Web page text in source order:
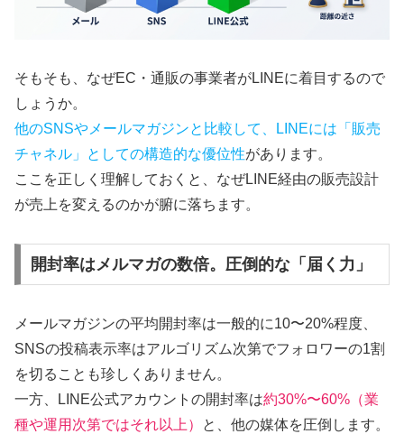
そもそも、なぜEC・通販の事業者がLINEに着目するので
しょうか。
他のSNSやメールマガジンと比較して、LINEには「販売
チャネル」としての構造的な優位性があります。
ここを正しく理解しておくと、なぜLINE経由の販売設計
が売上を変えるのかが腑に落ちます。
開封率はメルマガの数倍。圧倒的な「届く力」
メールマガジンの平均開封率は一般的に10〜20%程度、
SNSの投稿表示率はアルゴリズム次第でフォロワーの1割
を切ることも珍しくありません。
一方、LINE公式アカウントの開封率は約30%〜60%（業
種や運用次第ではそれ以上）
と、他の媒体を圧倒します。